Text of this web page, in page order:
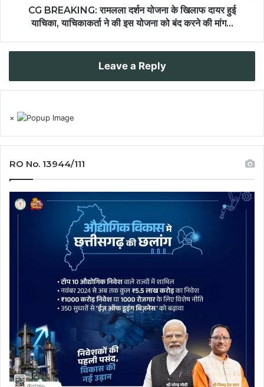
CG BREAKING: रामलला दर्शन योजना के खिलाफ दायर हुई
याचिका, याचिकाकर्ता ने की इस योजना को बंद करने की मांग...
Leave a Reply
×
RO No. 13944/111